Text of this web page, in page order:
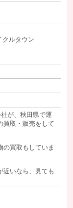
ルタウン
が、秋田県で運
買取・販売をして
買取もしていま
近いなら、見ても